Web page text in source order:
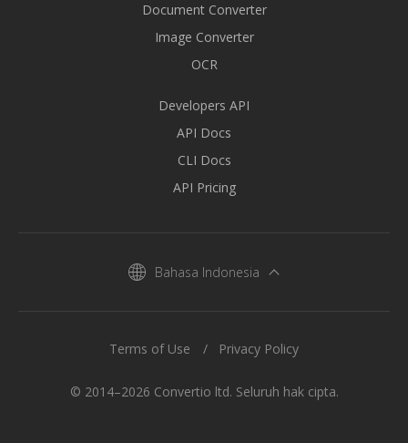
Document Converter
Image Converter
OCR
Developers API
API Docs
CLI Docs
API Pricing
Bahasa Indonesia
© 2014–2026 Convertio ltd. Seluruh hak cipta.
Terms of Use Privacy Policy